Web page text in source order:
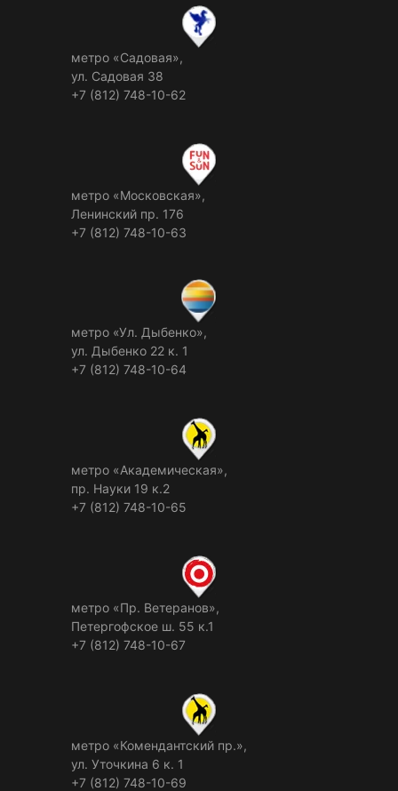
метро «Садовая»,
ул. Садовая 38
+7 (812) 748-10-62
метро «Московская»,
Ленинский пр. 176
+7 (812) 748-10-63
метро «Ул. Дыбенко»,
ул. Дыбенко 22 к. 1
+7 (812) 748-10-64
метро «Академическая»,
пр. Науки 19 к.2
+7 (812) 748-10-65
метро «Пр. Ветеранов»,
Петергофское ш. 55 к.1
+7 (812) 748-10-67
метро «Комендантский пр.»,
ул. Уточкина 6 к. 1
+7 (812) 748-10-69